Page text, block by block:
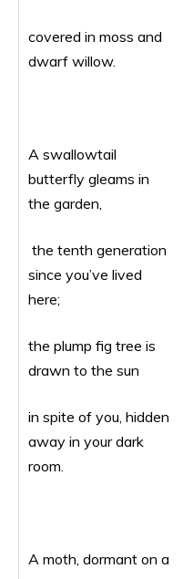
covered in moss and
dwarf willow.
A swallowtail
butterfly gleams in
the garden,
the tenth generation
since you’ve lived
here;
the plump fig tree is
drawn to the sun
in spite of you, hidden
away in your dark
room.
A moth, dormant on a